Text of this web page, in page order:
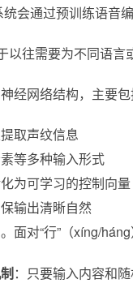
会通过预训练语音
以往需要为不同语
经网络结构，主要
取声纹信息
等多种输入形式
为可学习的控制向量
输出清晰自然
面对“行”（xíng/
：只要输入内容和